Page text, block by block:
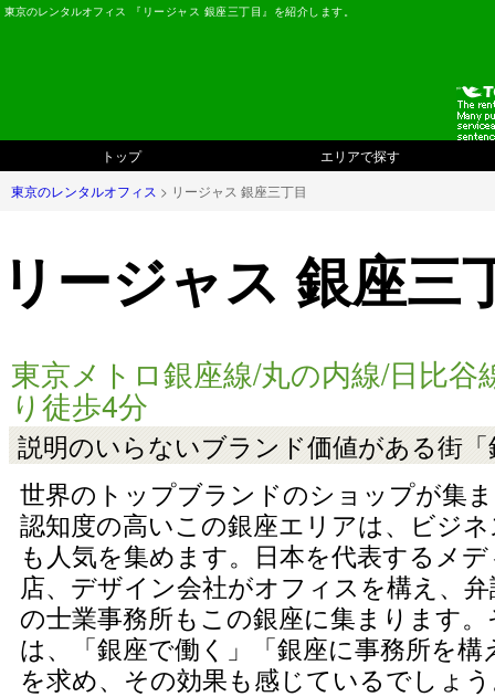
東京のレンタルオフィス 『リージャス 銀座三丁目』を紹介します。
トップ
エリアで探す
東京のレンタルオフィス > リージャス 銀座三丁目
リージャス 銀座三
東京メトロ銀座線/丸の内線/日比谷
り徒歩4分
説明のいらないブランド価値がある街「
世界のトップブランドのショップが集
認知度の高いこの銀座エリアは、ビジ
も人気を集めます。日本を代表するメ
店、デザイン会社がオフィスを構え、
の士業事務所もこの銀座に集まります
は、「銀座で働く」「銀座に事務所を
を求め、その効果も感じているでしょ